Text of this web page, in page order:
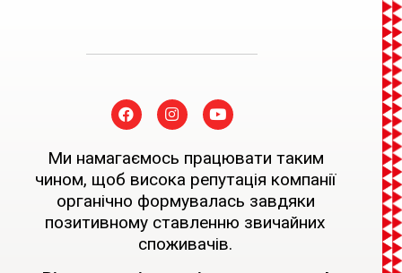
Ми намагаємось працювати таким
чином, щоб висока репутація компанії
органічно формувалась завдяки
позитивному ставленню звичайних
споживачів.